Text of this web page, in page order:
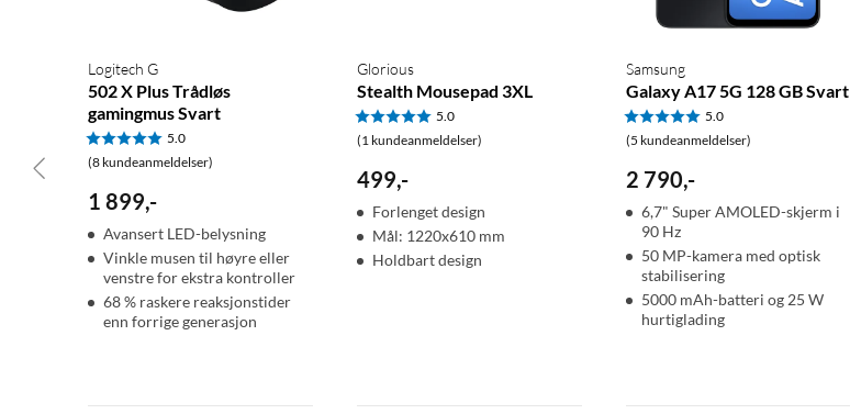
Logitech G
502 X Plus Trådløs
gamingmus Svart
5.0
(8 kundeanmeldelser)
1 899,-
Avansert LED-belysning
Vinkle musen til høyre eller
venstre for ekstra kontroller
68 % raskere reaksjonstider
enn forrige generasjon
Glorious
Stealth Mousepad 3XL
5.0
(1 kundeanmeldelser)
499,-
Forlenget design
Mål: 1220x610 mm
Holdbart design
Samsung
Galaxy A17 5G 128 GB Svart
5.0
(5 kundeanmeldelser)
2 790,-
6,7" Super AMOLED-skjerm i
90 Hz
50 MP-kamera med optisk
stabilisering
5000 mAh-batteri og 25 W
hurtiglading